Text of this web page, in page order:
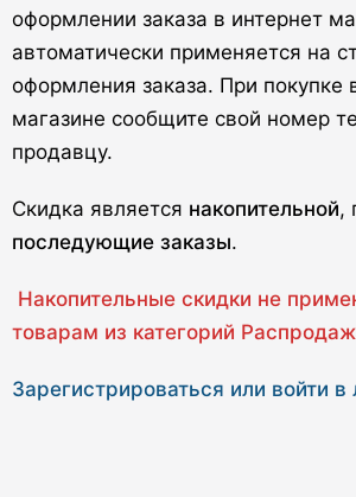
оформлении заказа в интернет
автоматически применяется на
оформления заказа. При покупке
магазине сообщите свой номер
продавцу.
Скидка является накопительной,
последующие заказы.
Накопительные скидки не
товарам из категорий
Зарегистрироваться или войти в